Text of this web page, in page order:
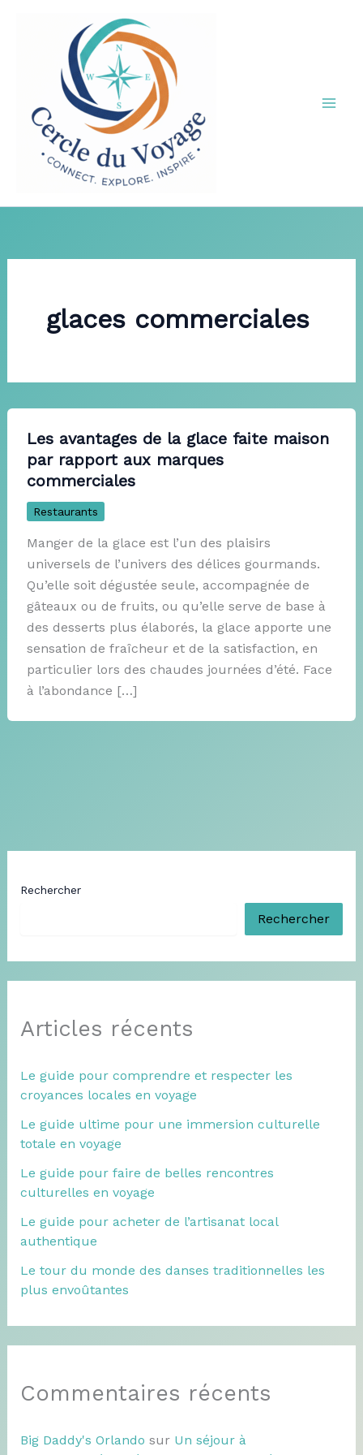
glaces commerciales
Les avantages de la glace faite maison
par rapport aux marques
commerciales
Restaurants
Manger de la glace est l’un des plaisirs
universels de l’univers des délices gourmands.
Qu’elle soit dégustée seule, accompagnée de
gâteaux ou de fruits, ou qu’elle serve de base à
des desserts plus élaborés, la glace apporte une
sensation de fraîcheur et de la satisfaction, en
particulier lors des chaudes journées d’été. Face
à l’abondance […]
Rechercher
Rechercher
Articles récents
Le guide pour comprendre et respecter les
croyances locales en voyage
Le guide ultime pour une immersion culturelle
totale en voyage
Le guide pour faire de belles rencontres
culturelles en voyage
Le guide pour acheter de l’artisanat local
authentique
Le tour du monde des danses traditionnelles les
plus envoûtantes
Commentaires récents
Big Daddy's Orlando sur Un séjour à